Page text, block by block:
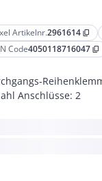
Artikelnr.2961614 content_copy
Code4050118716047 content_copy
Anschlüsse: 2